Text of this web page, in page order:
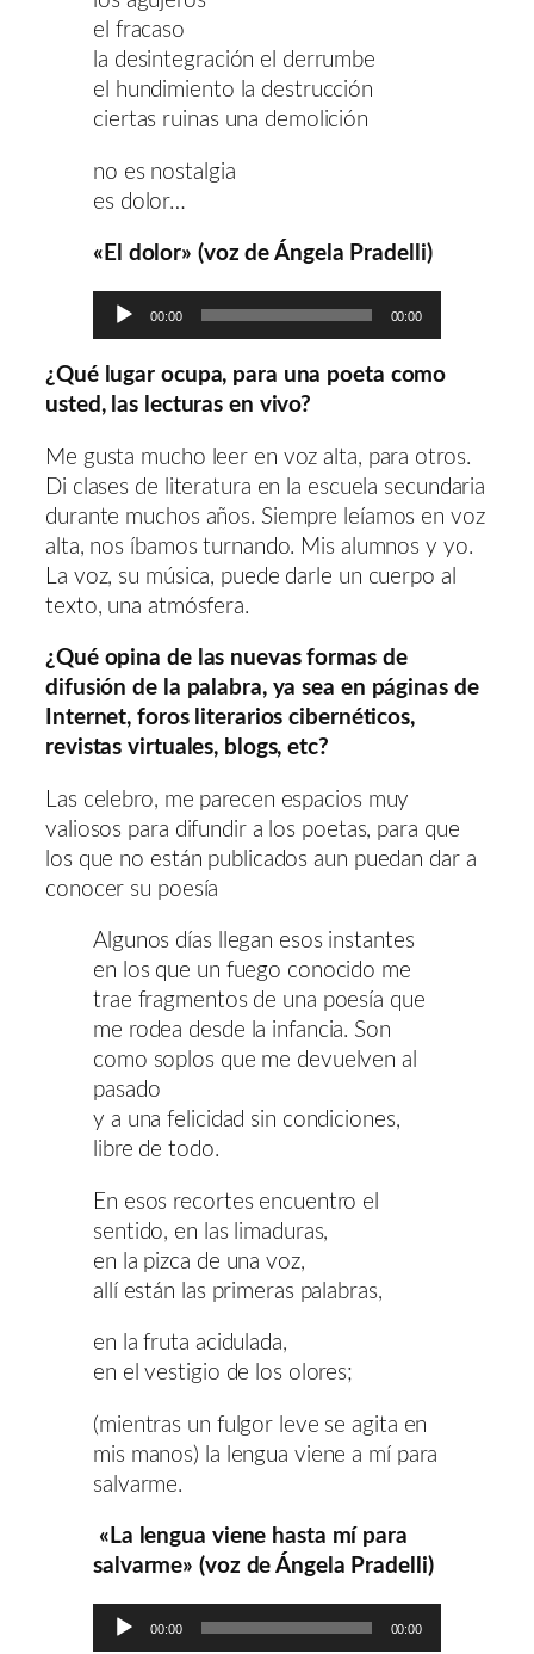
el fracaso
la desintegración el derrumbe
el hundimiento la destrucción
ciertas ruinas una demolición
no es nostalgia
es dolor…
«El dolor» (voz de Ángela Pradelli)
Reproductor
de
audio
00:00 00:00
¿Qué lugar ocupa, para una poeta como
usted, las lecturas en vivo?
Me gusta mucho leer en voz alta, para otros.
Di clases de literatura en la escuela secundaria
durante muchos años. Siempre leíamos en voz
alta, nos íbamos turnando. Mis alumnos y yo.
La voz, su música, puede darle un cuerpo al
texto, una atmósfera.
¿Qué opina de las nuevas formas de
difusión de la palabra, ya sea en páginas de
Internet, foros literarios cibernéticos,
revistas virtuales, blogs, etc?
Las celebro, me parecen espacios muy
valiosos para difundir a los poetas, para que
los que no están publicados aun puedan dar a
conocer su poesía
Algunos días llegan esos instantes
en los que un fuego conocido me
trae fragmentos de una poesía que
me rodea desde la infancia. Son
como soplos que me devuelven al
pasado
y a una felicidad sin condiciones,
libre de todo.
En esos recortes encuentro el
sentido, en las limaduras,
en la pizca de una voz,
allí están las primeras palabras,
en la fruta acidulada,
en el vestigio de los olores;
(mientras un fulgor leve se agita en
mis manos) la lengua viene a mí para
salvarme.
«La lengua viene hasta mí para
salvarme» (voz de Ángela Pradelli)
Reproductor
de
00:00 00:00